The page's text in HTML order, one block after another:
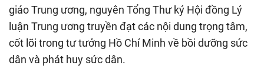
giáo Trung ương, nguyên Tổng Thư ký Hội đồng Lý
luận Trung ương truyền đạt các nội dung trọng tâm,
cốt lõi trong tư tưởng Hồ Chí Minh về bồi dưỡng sức
dân và phát huy sức dân.